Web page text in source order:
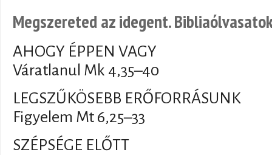
Megszereted az idegent.
AHOGY ÉPPEN VAGY
Váratlanul Mk 4,35–40
LEGSZŰKÖSEBB ERŐFORRÁSUNK
Figyelem Mt 6,25–33
SZÉPSÉGE ELŐTT